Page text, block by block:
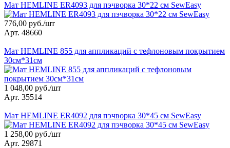
Мат HEMLINE ER4093 для пэчворка 30*22 см SewEasy
776,00 руб./шт
Арт. 48660
Мат HEMLINE 855 для аппликаций с тефлоновым покрытием
30см*31см
1 048,00 руб./шт
Арт. 35514
Мат HEMLINE ER4092 для пэчворка 30*45 см SewEasy
1 258,00 руб./шт
Арт. 29871